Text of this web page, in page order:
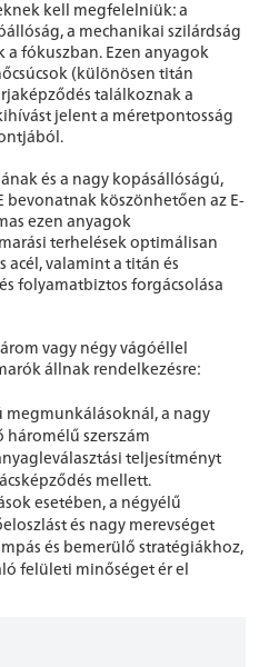
kell megfelelniük: a
a mechanikai szilárdság
a fókuszban. Ezen anyagok
(különösen titán
találkoznak a
jelent a méretpontosság
és a nagy kopásállóságú,
bevonatnak köszönhetően az E-
ezen anyagok
terhelések optimálisan
acél, valamint a titán és
folyamatbiztos forgácsolása
vagy négy vágóéllel
állnak rendelkezésre:
a nagy
szerszám
teljesítményt
mellett.
esetében, a négyélű
és nagy merevséget
és bemerülő stratégiákhoz,
felületi minőséget ér el